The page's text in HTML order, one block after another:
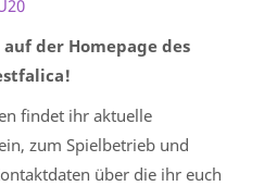
der Homepage des
findet ihr aktuelle
zum Spielbetrieb und
über die ihr euch